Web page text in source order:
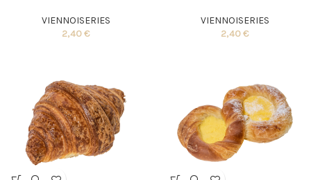
VIENNOISERIES
2,40€
VIENNOISERIES
2,40€